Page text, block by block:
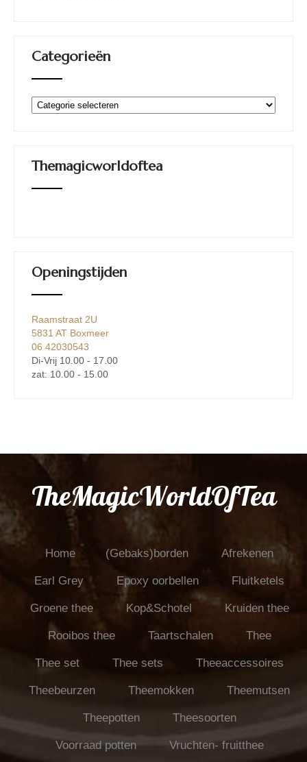
Categorieën
Categorieën
Themagicworldoftea
Openingstijden
Raamstraat 2U
5831 AT Boxmeer
06 42030543
Di-Vrij 10.00 - 17.00
zat: 10.00 - 15.00
TheMagicWorldOfTea
Home (Gebaks)borden Afrekenen
Earl Grey Epoxy oorbellen Fluitketels
Groene thee Kop&Schotel Kruiden thee
Rooibos thee Taartschalen Thee
Thee set Thee sets Theeaccessoires
Theebeurzen Theemokken Theemutsen
Theepotten Theesoorten
Voorraad potten Vruchten- fruitthee